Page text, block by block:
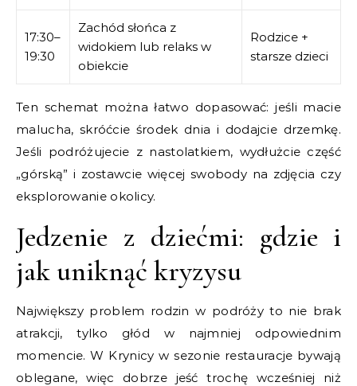
17:30–
19:30
Zachód słońca z
widokiem lub relaks w
obiekcie
Rodzice +
starsze dzieci
Ten schemat można łatwo dopasować: jeśli macie
malucha, skróćcie środek dnia i dodajcie drzemkę.
Jeśli podróżujecie z nastolatkiem, wydłużcie część
„górską” i zostawcie więcej swobody na zdjęcia czy
eksplorowanie okolicy.
Jedzenie z dziećmi: gdzie i
jak uniknąć kryzysu
Największy problem rodzin w podróży to nie brak
atrakcji, tylko głód w najmniej odpowiednim
momencie. W Krynicy w sezonie restauracje bywają
oblegane, więc dobrze jeść trochę wcześniej niż